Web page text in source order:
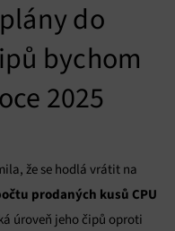
do
bychom
2025
že se hodlá vrátit na
prodaných kusů CPU
úroveň jeho čipů oproti